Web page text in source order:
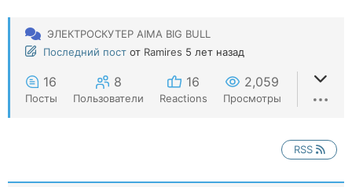
ЭЛЕКТРОСКУТЕР AIMA BIG BULL
Последний пост от Ramires 5 лет назад
16
Посты
8
Пользователи
16
Reactions
2,059
Просмотры
RSS